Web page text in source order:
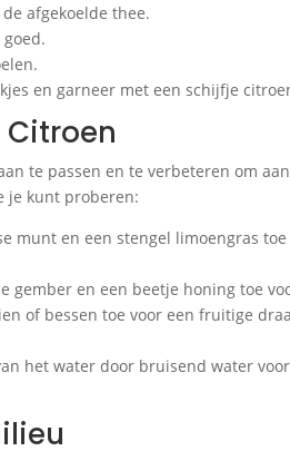
afgekoelde thee.
en garneer met een schijfje
te passen en te verbeteren om
je kunt proberen:
munt en een stengel limoengras
gember en een beetje honing toe
of bessen toe voor een fruitige
het water door bruisend water